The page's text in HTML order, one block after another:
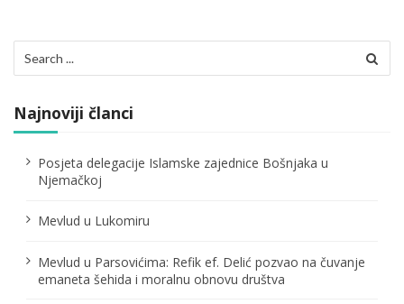
for:
Najnoviji članci
Posjeta delegacije Islamske zajednice Bošnjaka u
Njemačkoj
Mevlud u Lukomiru
Mevlud u Parsovićima: Refik ef. Delić pozvao na čuvanje
emaneta šehida i moralnu obnovu društva